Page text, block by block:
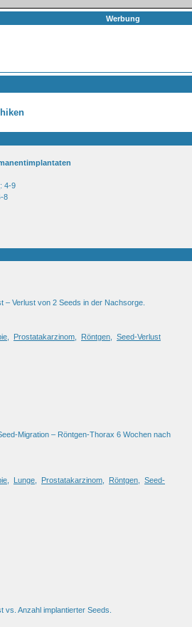
Werbung
: 4-9
8
– Verlust von 2 Seeds in der Nachsorge.
Prostatakarzinom Röntgen Seed-Verlust
Migration – Röntgen-Thorax 6 Wochen nach
Lunge Prostatakarzinom Röntgen
Seed-
vs. Anzahl implantierter Seeds.